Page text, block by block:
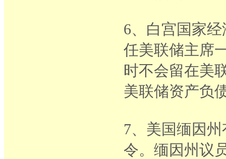
6、白宫国家
任美联储主席
时不会留在美
美联储资产负
7、美国缅因
令。缅因州议